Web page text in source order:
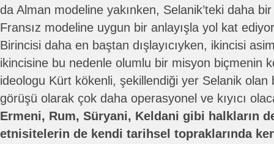
da Alman modeline yakınken, Selanik’teki daha bir
Fransız modeline uygun bir anlayışla yol kat
Birincisi daha en baştan dışlayıcıyken, ikincisi
ikincisine bu nedenle olumlu bir misyon biçmenin
ideologu Kürt kökenli, şekillendiği yer Selanik olan
görüşü olarak çok daha operasyonel ve kıyıcı
Ermeni, Rum, Süryani, Keldani gibi halkların
etnisitelerin de kendi tarihsel topraklarında